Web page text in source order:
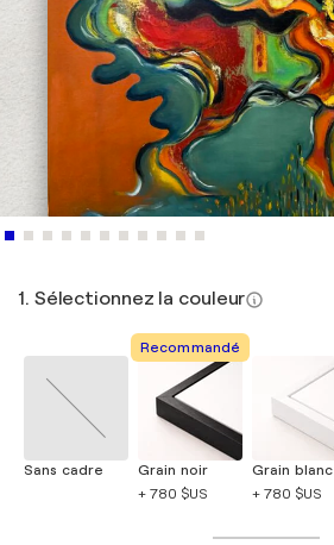
1. Sélectionnez la couleur
Sans cadre
Recommandé
Grain noir
+ 780 $US
Grain blanc
+ 780 $US